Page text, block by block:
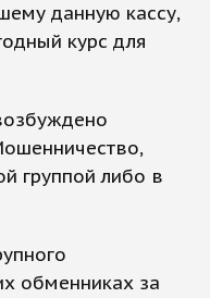
данную кассу,
курс для
группой либо в
обменниках за